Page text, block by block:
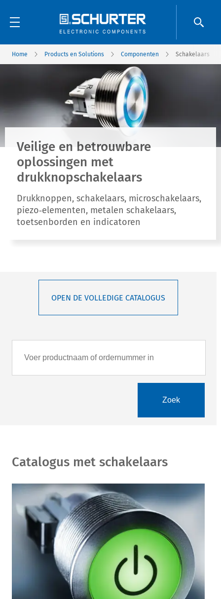
Home Products en Solutions Componenten Schakelaars
Veilige en betrouwbare
oplossingen met
drukknopschakelaars
Drukknoppen, schakelaars, microschakelaars,
piezo‑elementen, metalen schakelaars,
toetsenborden en indicatoren
OPEN DE VOLLEDIGE CATALOGUS
Zoek
Catalogus met schakelaars